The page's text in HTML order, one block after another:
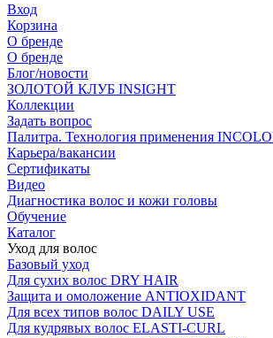
Вход
Корзина
О бренде
О бренде
Блог/новости
ЗОЛОТОЙ КЛУБ INSIGHT
Коллекции
Задать вопрос
Палитра. Технология применения
Карьера/вакансии
Сертификаты
Видео
Диагностика волос и кожи головы
Обучение
Каталог
Уход для волос
Базовый уход
Для сухих волос DRY HAIR
Защита и омоложение ANTIOXIDANT
Для всех типов волос DAILY USE
Для кудрявых волос ELASTI-CURL